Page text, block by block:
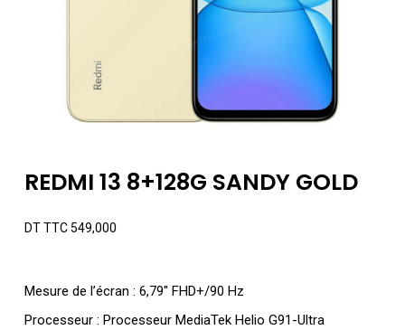
REDMI 13 8+128G SANDY GOLD
DT TTC549,000
Mesure de l’écran : 6,79″ FHD+/90 Hz
Processeur : Processeur MediaTek Helio G91-Ultra